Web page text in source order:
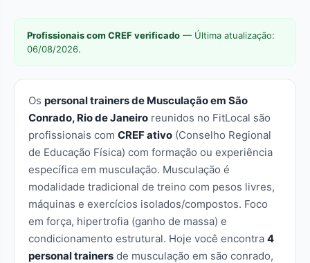
Profissionais com CREF verificado — Última atualização:
06/08/2026.
Os personal trainers de Musculação em São
Conrado, Rio de Janeiro reunidos no FitLocal são
profissionais com CREF ativo (Conselho Regional
de Educação Física) com formação ou experiência
específica em musculação. Musculação é
modalidade tradicional de treino com pesos livres,
máquinas e exercícios isolados/compostos. Foco
em força, hipertrofia (ganho de massa) e
condicionamento estrutural. Hoje você encontra 4
personal trainers de musculação em são conrado,